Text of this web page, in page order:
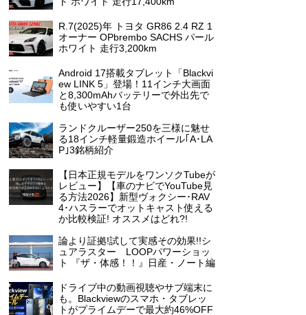
R.7(2025)年 トヨタ GR86 2.4 RZ 1
オーナー OPbrembo SACHS パール
ホワイト 走行3,200km
Android 17搭載タブレット「Blackvi
ew LINK 5」登場！11インチ大画面
と8,300mAhバッテリーで外出先で
も使いやすい1台
ランドクルーザー250を三様に魅せ
る18インチ軽量鍛造ホイール｢A･LA
P｣3銘柄紹介
【日本正規モデルをワンソクTubeが
レビュー】【車のナビでYouTube見
る方法2026】新型ヴォクシー･RAV
4･ハスラーでオットキャスト使える
か比較検証! オススメはどれ?!
論より証拠!試して実感その効果!!シ
ュアラスター LOOPパワーショッ
ト 『ザ・体感！！』日産・ノート編
ドライブ中の動画視聴やサブ端末に
も。Blackviewのスマホ・タブレッ
トがプライムデーで最大約46%OFF